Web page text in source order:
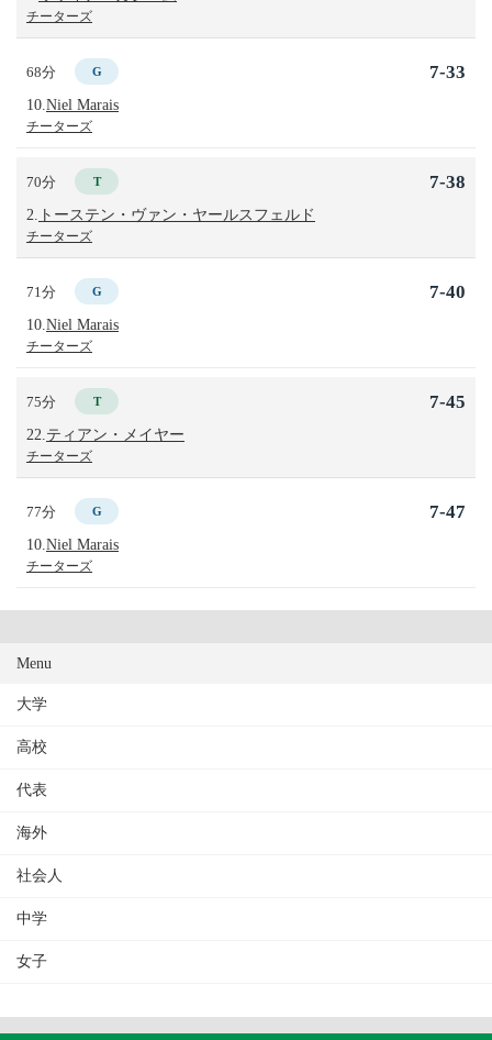
チーターズ
68分 G
10. Niel Marais
チーターズ
7-33
70分 T
2. トーステン・ヴァン・ヤールスフェルド
チーターズ
7-38
71分 G
10. Niel Marais
チーターズ
7-40
75分 T
22. ティアン・メイヤー
チーターズ
7-45
77分 G
10. Niel Marais
チーターズ
7-47
Menu
大学
高校
代表
海外
社会人
中学
女子